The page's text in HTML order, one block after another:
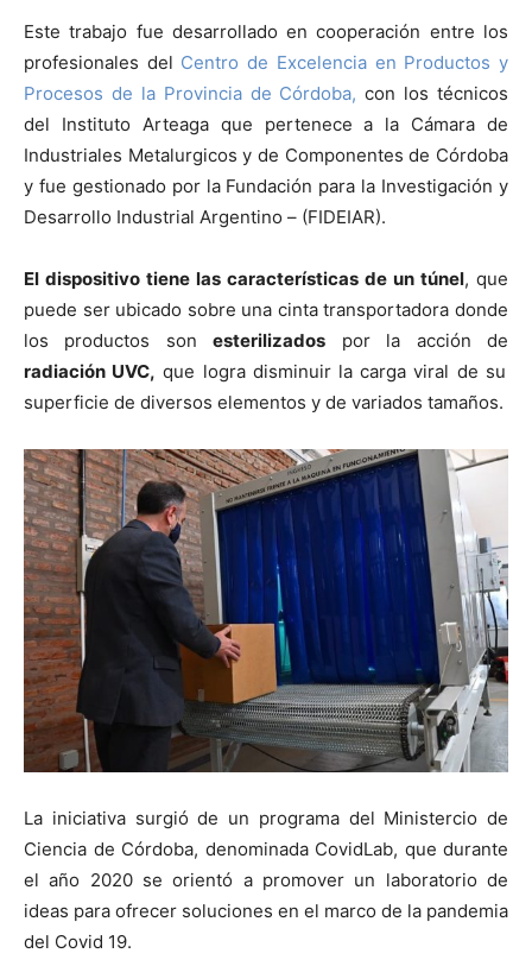
Este trabajo fue desarrollado en cooperación entre los
profesionales del Centro de Excelencia en Productos y
Procesos de la Provincia de Córdoba, con los técnicos
del Instituto Arteaga que pertenece a la Cámara de
Industriales Metalurgicos y de Componentes de Córdoba
y fue gestionado por la Fundación para la Investigación y
Desarrollo Industrial Argentino – (FIDEIAR).
El dispositivo tiene las características de un túnel, que
puede ser ubicado sobre una cinta transportadora donde
los productos sonesterilizados por la acción de
radiación UVC, que logra disminuir la carga viral de su
superficie de diversos elementos y de variados tamaños.
La iniciativa surgió de un programa del Ministercio de
Ciencia de Córdoba, denominada CovidLab, que durante
el año 2020 se orientó a promover un laboratorio de
ideas para ofrecer soluciones en el marco de la pandemia
del Covid 19.